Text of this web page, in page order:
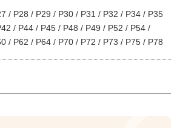
/ P28 / P29 / P30 / P31 / P32 / P34 / P35
/ P44 / P45 / P48 / P49 / P52 / P54 /
/ P62 / P64 / P70 / P72 / P73 / P75 / P78